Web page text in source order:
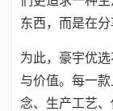
东西，而是在
为此，豪宇优
与价值。每一
念、生产工艺、